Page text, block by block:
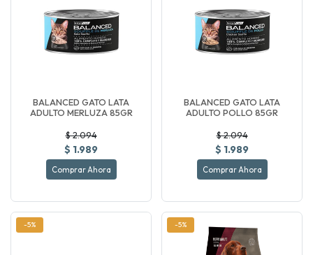
BALANCED GATO LATA
ADULTO MERLUZA 85GR
$ 2.094
$ 1.989
Comprar Ahora
BALANCED GATO LATA
ADULTO POLLO 85GR
$ 2.094
$ 1.989
Comprar Ahora
-5% -5%